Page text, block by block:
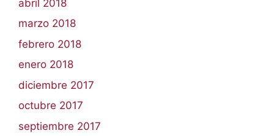
abril 2018
marzo 2018
febrero 2018
enero 2018
diciembre 2017
octubre 2017
septiembre 2017